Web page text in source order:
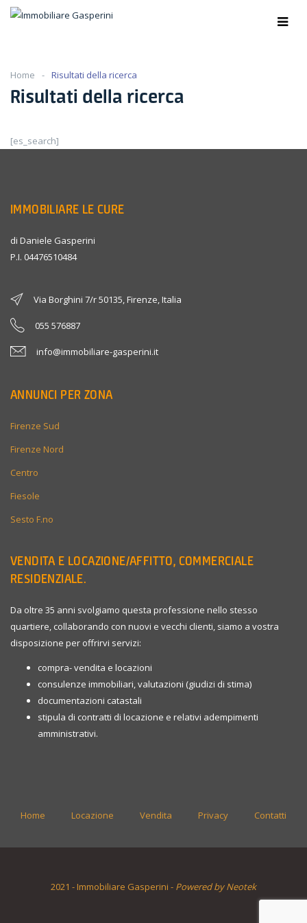
Home Risultati della ricerca
Risultati della ricerca
[es_search]
IMMOBILIARE LE CURE
di Daniele Gasperini
P.I. 04476510484
Via Borghini 7/r 50135, Firenze, Italia
055 576887
info@immobiliare-gasperini.it
ANNUNCI PER ZONA
Firenze Sud
Firenze Nord
Centro
Fiesole
Sesto F.no
VENDITA E LOCAZIONE/AFFITTO, COMMERCIALE
RESIDENZIALE.
Da oltre 35 anni svolgiamo questa professione nello stesso
quartiere, collaborando con nuovi e vecchi clienti, siamo a vostra
disposizione per offrirvi servizi:
compra- vendita e locazioni
consulenze immobiliari, valutazioni (giudizi di stima)
documentazioni catastali
stipula di contratti di locazione e relativi adempimenti
amministrativi.
Home Locazione Vendita Privacy Contatti
2021 - Immobiliare Gasperini - Powered by Neotek